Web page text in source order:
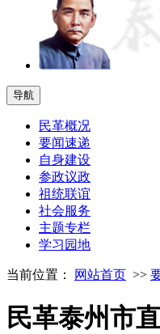
导航
民革概况
要闻速递
自身建设
参政议政
祖统联谊
社会服务
主题专栏
学习园地
当前位置： 网站首页 >>
民革泰州市